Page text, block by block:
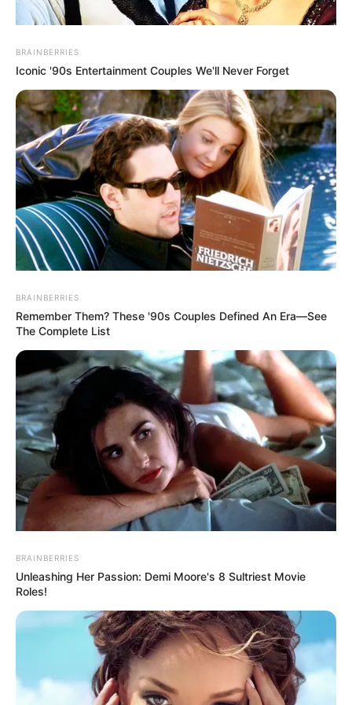
BRAINBERRIES
Iconic '90s Entertainment Couples We'll Never Forget
BRAINBERRIES
Remember Them? These '90s Couples Defined An Era—See
The Complete List
BRAINBERRIES
Unleashing Her Passion: Demi Moore's 8 Sultriest Movie
Roles!